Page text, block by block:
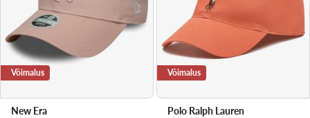
Võimalus
New Era
Võimalus
Polo Ralph Lauren